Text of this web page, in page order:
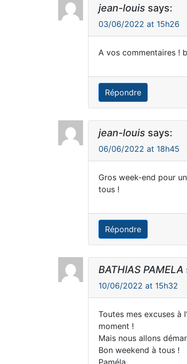
jean-louis says:
03/06/2022 at 15h26
A vos commentaires !
Répondre
jean-louis says:
06/06/2022 at 18h45
Gros week-end pour
tous !
Répondre
BATHIAS PAMELA
10/06/2022 at 15h32
Toutes mes excuses à
moment !
Mais nous allons
Bon weekend à tous !
Paméla